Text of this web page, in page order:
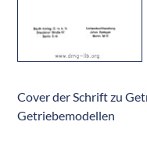
Cover der Schrift zu
Getriebemodellen